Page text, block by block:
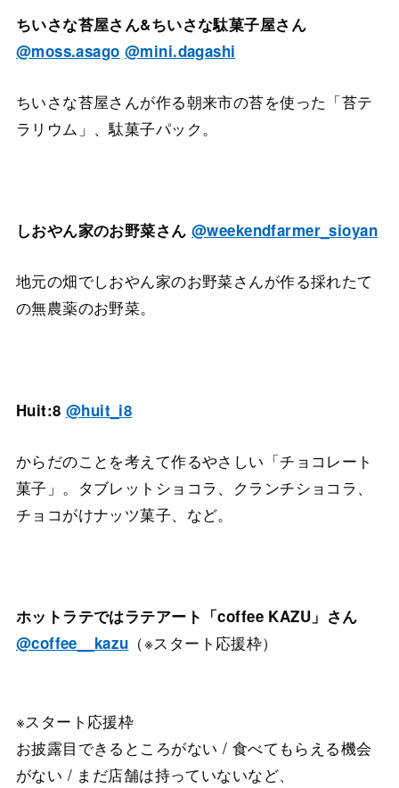
ちいさな苔屋さん&ちいさな駄菓子屋さん
@moss.asago @mini.dagashi
ちいさな苔屋さんが作る朝来市の苔を使った「苔テ
ラリウム」、駄菓子パック。
しおやん家のお野菜さん@weekendfarmer_sioyan
地元の畑でしおやん家のお野菜さんが作る採れたて
の無農薬のお野菜。
Huit:8 @huit_i8
からだのことを考えて作るやさしい「チョコレート
菓子」。タブレットショコラ、クランチショコラ、
チョコがけナッツ菓子、など。
ホットラテではラテアート「coffee KAZU」さん
@coffee__kazu （※スタート応援枠）
※スタート応援枠
お披露目できるところがない / 食べてもらえる機会
がない / まだ店舗は持っていないなど、